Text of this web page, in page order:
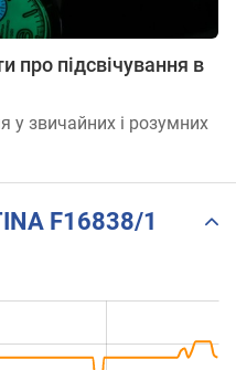
про підсвічування в
у звичайних і розумних
F16838/1